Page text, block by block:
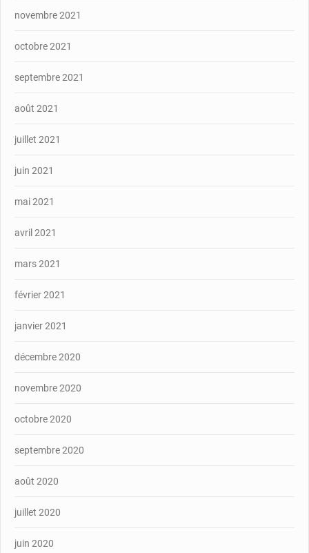
novembre 2021
octobre 2021
septembre 2021
août 2021
juillet 2021
juin 2021
mai 2021
avril 2021
mars 2021
février 2021
janvier 2021
décembre 2020
novembre 2020
octobre 2020
septembre 2020
août 2020
juillet 2020
juin 2020